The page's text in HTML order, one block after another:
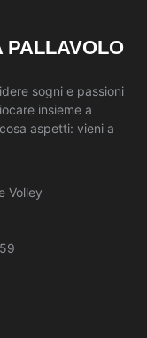
PALLAVOLO
sogni e passioni
insieme a
aspetti: vieni a
Volley